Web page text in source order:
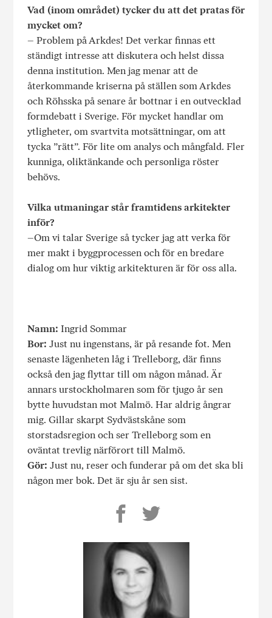
Vad (inom området) tycker du att det pratas för
mycket om?
– Problem på Arkdes! Det verkar finnas ett
ständigt intresse att diskutera och helst dissa
denna institution. Men jag menar att de
återkommande kriserna på ställen som Arkdes
och Röhsska på senare år bottnar i en outvecklad
formdebatt i Sverige. För mycket handlar om
ytligheter, om svartvita motsättningar, om att
tycka ”rätt”. För lite om analys och mångfald. Fler
kunniga, oliktänkande och personliga röster
behövs.
Vilka utmaningar står framtidens arkitekter
inför?
–Om vi talar Sverige så tycker jag att verka för
mer makt i byggprocessen och för en bredare
dialog om hur viktig arkitekturen är för oss alla.
Namn: Ingrid Sommar
Bor: Just nu ingenstans, är på resande fot. Men
senaste lägenheten låg i Trelleborg, där finns
också den jag flyttar till om någon månad. Är
annars urstockholmaren som för tjugo år sen
bytte huvudstan mot Malmö. Har aldrig ångrar
mig. Gillar skarpt Sydvästskåne som
storstadsregion och ser Trelleborg som en
oväntat trevlig närförort till Malmö.
Gör: Just nu, reser och funderar på om det ska bli
någon mer bok. Det är sju år sen sist.